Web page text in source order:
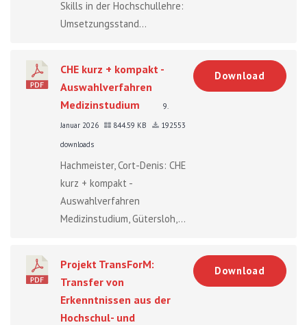
Skills in der Hochschullehre:
Umsetzungsstand...
CHE kurz + kompakt -
Auswahlverfahren
Medizinstudium
9.
Januar 2026
844.59 KB
192553
downloads
Hachmeister, Cort-Denis: CHE
kurz + kompakt -
Auswahlverfahren
Medizinstudium, Gütersloh,...
Download
Projekt TransForM:
Transfer von
Erkenntnissen aus der
Hochschul- und
Download